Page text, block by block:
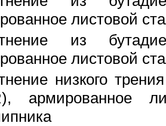
листовой
из
листовой
низкого
армированное